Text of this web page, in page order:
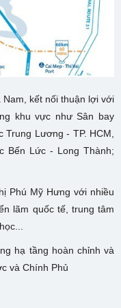
kết nối thuận lợi với
khu vực như Sân bay
Trung Lương - TP. HCM,
Bến Lức - Long Thành;
Phú Mỹ Hưng với nhiều
lãm quốc tế, trung tâm
hạ tầng hoàn chỉnh và
và Chính Phủ